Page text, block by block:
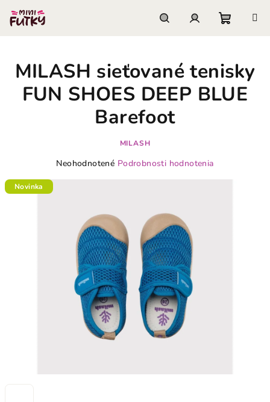
obsah
košík
MILASH sieťované tenisky
FUN SHOES DEEP BLUE
Barefoot
MILASH
Priemerné
hviezdičiek.
Neohodnotené Podrobnosti hodnotenia
Novinka